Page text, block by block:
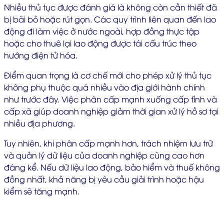
Nhiều thủ tục được đánh giá là không còn cần thiết đã
bị bãi bỏ hoặc rút gọn. Các quy trình liên quan đến lao
động đi làm việc ở nước ngoài, hợp đồng thực tập
hoặc cho thuê lại lao động được tái cấu trúc theo
hướng điện tử hóa.
Điểm quan trọng là cơ chế mới cho phép xử lý thủ tục
không phụ thuộc quá nhiều vào địa giới hành chính
như trước đây. Việc phân cấp mạnh xuống cấp tỉnh và
cấp xã giúp doanh nghiệp giảm thời gian xử lý hồ sơ tại
nhiều địa phương.
Tuy nhiên, khi phân cấp mạnh hơn, trách nhiệm lưu trữ
và quản lý dữ liệu của doanh nghiệp cũng cao hơn
đáng kể. Nếu dữ liệu lao động, bảo hiểm và thuế không
đồng nhất, khả năng bị yêu cầu giải trình hoặc hậu
kiểm sẽ tăng mạnh.